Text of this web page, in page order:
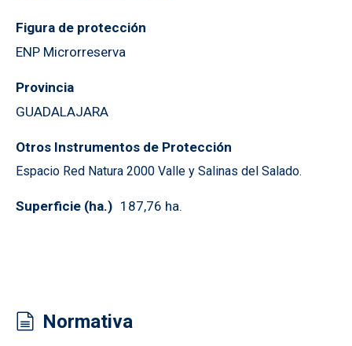
Figura de protección
ENP Microrreserva
Provincia
GUADALAJARA
Otros Instrumentos de Protección
Espacio Red Natura 2000 Valle y Salinas del Salado.
Superficie (ha.) 187,76 ha.
Normativa